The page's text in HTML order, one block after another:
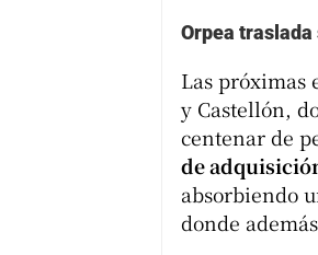
Orpea traslada
Las próximas
y Castellón,
centenar de
de
absorbiendo
donde